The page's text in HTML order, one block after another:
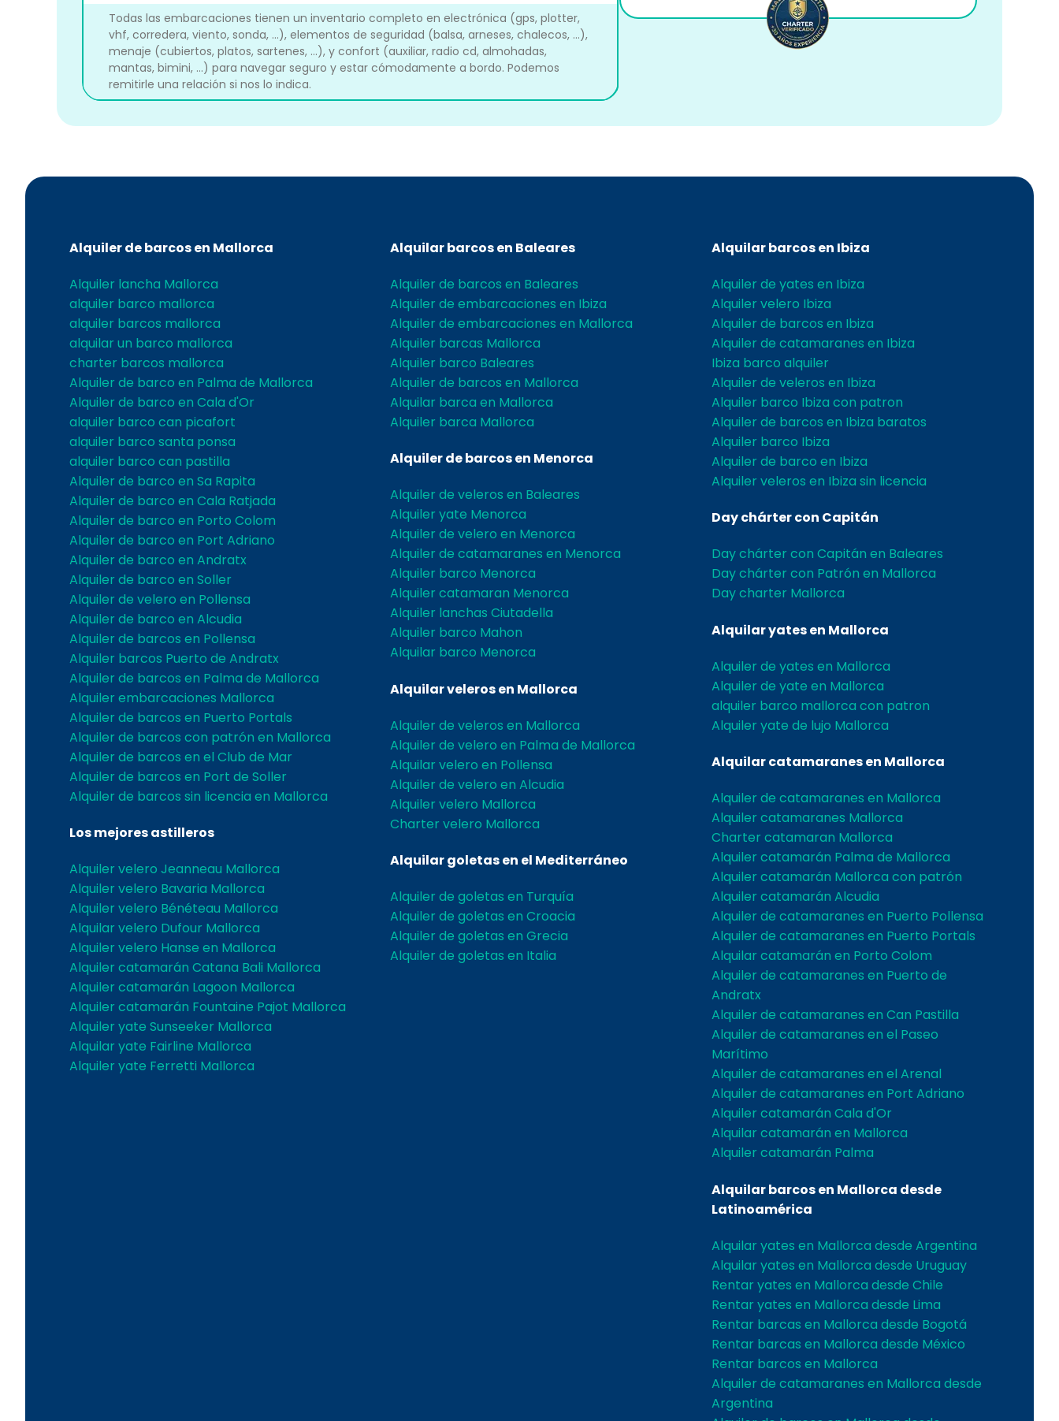
Todas las embarcaciones tienen un inventario completo en electrónica (gps, plotter,
vhf, corredera, viento, sonda, ...), elementos de seguridad (balsa, arneses, chalecos, ...),
menaje (cubiertos, platos, sartenes, ...), y confort (auxiliar, radio cd, almohadas,
mantas, bimini, ...) para navegar seguro y estar cómodamente a bordo. Podemos
remitirle una relación si nos lo indica.
Alquiler de barcos en Mallorca
Alquiler lancha Mallorca
alquiler barco mallorca
alquiler barcos mallorca
alquilar un barco mallorca
charter barcos mallorca
Alquiler de barco en Palma de Mallorca
Alquiler de barco en Cala d'Or
alquiler barco can picafort
alquiler barco santa ponsa
alquiler barco can pastilla
Alquiler de barco en Sa Rapita
Alquiler de barco en Cala Ratjada
Alquiler de barco en Porto Colom
Alquiler de barco en Port Adriano
Alquiler de barco en Andratx
Alquiler de barco en Soller
Alquiler de velero en Pollensa
Alquiler de barco en Alcudia
Alquiler de barcos en Pollensa
Alquiler barcos Puerto de Andratx
Alquiler de barcos en Palma de Mallorca
Alquiler embarcaciones Mallorca
Alquiler de barcos en Puerto Portals
Alquiler de barcos con patrón en Mallorca
Alquiler de barcos en el Club de Mar
Alquiler de barcos en Port de Soller
Alquiler de barcos sin licencia en Mallorca
Los mejores astilleros
Alquiler velero Jeanneau Mallorca
Alquiler velero Bavaria Mallorca
Alquiler velero Bénéteau Mallorca
Alquilar velero Dufour Mallorca
Alquiler velero Hanse en Mallorca
Alquiler catamarán Catana Bali Mallorca
Alquiler catamarán Lagoon Mallorca
Alquiler catamarán Fountaine Pajot Mallorca
Alquiler yate Sunseeker Mallorca
Alquilar yate Fairline Mallorca
Alquiler yate Ferretti Mallorca
Alquilar barcos en Baleares
Alquiler de barcos en Baleares
Alquiler de embarcaciones en Ibiza
Alquiler de embarcaciones en Mallorca
Alquiler barcas Mallorca
Alquiler barco Baleares
Alquiler de barcos en Mallorca
Alquilar barca en Mallorca
Alquiler barca Mallorca
Alquiler de barcos en Menorca
Alquiler de veleros en Baleares
Alquiler yate Menorca
Alquiler de velero en Menorca
Alquiler de catamaranes en Menorca
Alquiler barco Menorca
Alquiler catamaran Menorca
Alquiler lanchas Ciutadella
Alquiler barco Mahon
Alquilar barco Menorca
Alquilar veleros en Mallorca
Alquiler de veleros en Mallorca
Alquiler de velero en Palma de Mallorca
Alquilar velero en Pollensa
Alquiler de velero en Alcudia
Alquiler velero Mallorca
Charter velero Mallorca
Alquilar goletas en el Mediterráneo
Alquiler de goletas en Turquía
Alquiler de goletas en Croacia
Alquiler de goletas en Grecia
Alquiler de goletas en Italia
Alquilar barcos en Ibiza
Alquiler de yates en Ibiza
Alquiler velero Ibiza
Alquiler de barcos en Ibiza
Alquiler de catamaranes en Ibiza
Ibiza barco alquiler
Alquiler de veleros en Ibiza
Alquiler barco Ibiza con patron
Alquiler de barcos en Ibiza baratos
Alquiler barco Ibiza
Alquiler de barco en Ibiza
Alquiler veleros en Ibiza sin licencia
Day chárter con Capitán
Day chárter con Capitán en Baleares
Day chárter con Patrón en Mallorca
Day charter Mallorca
Alquilar yates en Mallorca
Alquiler de yates en Mallorca
Alquiler de yate en Mallorca
alquiler barco mallorca con patron
Alquiler yate de lujo Mallorca
Alquilar catamaranes en Mallorca
Alquiler de catamaranes en Mallorca
Alquiler catamaranes Mallorca
Charter catamaran Mallorca
Alquiler catamarán Palma de Mallorca
Alquiler catamarán Mallorca con patrón
Alquiler catamarán Alcudia
Alquiler de catamaranes en Puerto Pollensa
Alquiler de catamaranes en Puerto Portals
Alquilar catamarán en Porto Colom
Alquiler de catamaranes en Puerto de
Andratx
Alquiler de catamaranes en Can Pastilla
Alquiler de catamaranes en el Paseo
Marítimo
Alquiler de catamaranes en el Arenal
Alquiler de catamaranes en Port Adriano
Alquiler catamarán Cala d'Or
Alquilar catamarán en Mallorca
Alquiler catamarán Palma
Alquilar barcos en Mallorca desde
Latinoamérica
Alquilar yates en Mallorca desde Argentina
Alquilar yates en Mallorca desde Uruguay
Rentar yates en Mallorca desde Chile
Rentar yates en Mallorca desde Lima
Rentar barcas en Mallorca desde Bogotá
Rentar barcas en Mallorca desde México
Rentar barcos en Mallorca
Alquiler de catamaranes en Mallorca desde
Argentina